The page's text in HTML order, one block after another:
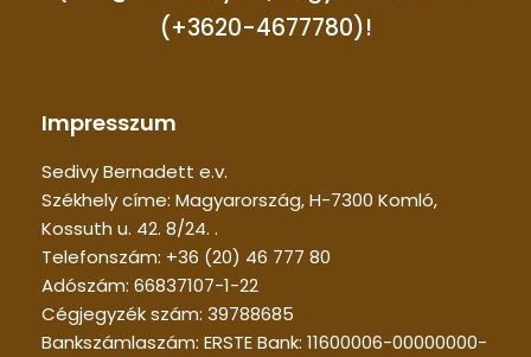
(+3620-4677780)!
Impresszum
Sedivy Bernadett e.v.
Székhely címe: Magyarország, H-7300 Komló,
Kossuth u. 42. 8/24. .
Telefonszám: +36 (20) 46 777 80
Adószám: 66837107-1-22
Cégjegyzék szám: 39788685
Bankszámlaszám: ERSTE Bank: 11600006-00000000-